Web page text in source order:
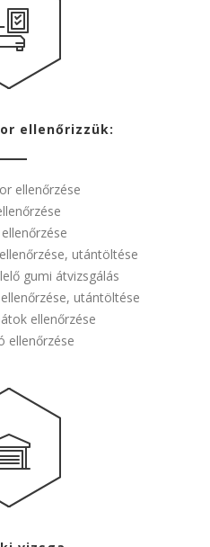
ellenőrizzük:
ellenőrzése
utántöltése
gumi átvizsgálás
utántöltése
ellenőrzése
ellenőrzése